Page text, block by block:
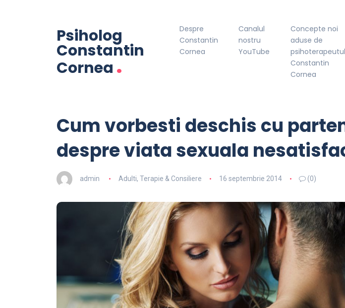
Psiholog
Constantin
Cornea.
Despre
Constantin
Cornea
Canalul
nostru
YouTube
Concepte noi
aduse de
psihoterapeutul
Constantin
Cornea
Cum vorbesti deschis cu
despre viata sexuala
admin Adulti, Terapie & Consiliere 16 septembrie 2014 (0)